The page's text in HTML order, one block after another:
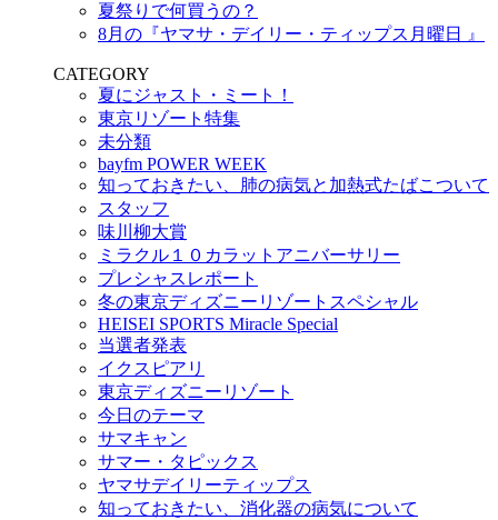
夏祭りで何買うの？
8月の『ヤマサ・デイリー・ティップス月曜日 』
CATEGORY
夏にジャスト・ミート！
東京リゾート特集
未分類
bayfm POWER WEEK
知っておきたい、肺の病気と加熱式たばこついて
スタッフ
味川柳大賞
ミラクル１０カラットアニバーサリー
プレシャスレポート
冬の東京ディズニーリゾートスペシャル
HEISEI SPORTS Miracle Special
当選者発表
イクスピアリ
東京ディズニーリゾート
今日のテーマ
サマキャン
サマー・タピックス
ヤマサデイリーティップス
知っておきたい、消化器の病気について